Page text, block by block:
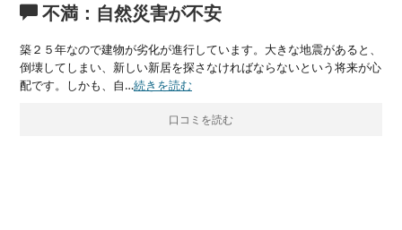
不満：自然災害が不安
築２５年なので建物が劣化が進行しています。大きな地震があると、
倒壊してしまい、新しい新居を探さなければならないという将来が心
配です。しかも、自…続きを読む
口コミを読む